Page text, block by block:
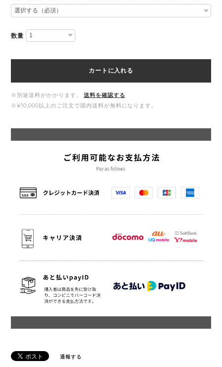
数量
カートに入れる
※別途送料がかかります。
送料を確認する
※¥10,000以上のご注文で国内送料が無料になります。
通報する